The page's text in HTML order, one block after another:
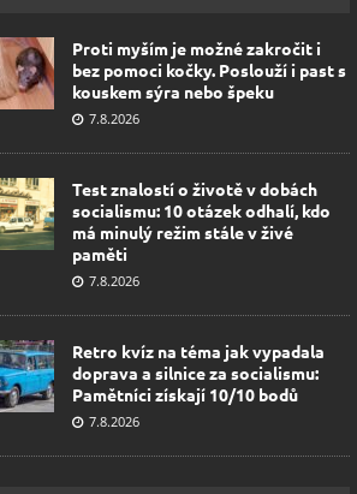
Proti myším je možné zakročit i
bez pomoci kočky. Poslouží i past s
kouskem sýra nebo špeku
7.8.2026
Test znalostí o životě v dobách
socialismu: 10 otázek odhalí, kdo
má minulý režim stále v živé
paměti
7.8.2026
Retro kvíz na téma jak vypadala
doprava a silnice za socialismu:
Pamětníci získají 10/10 bodů
7.8.2026